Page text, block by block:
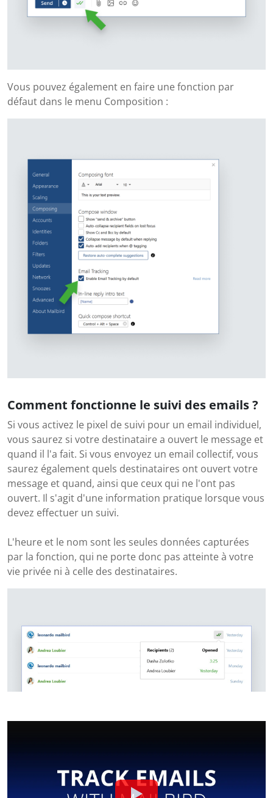
Vous pouvez également en faire une fonction par
défaut dans le menu Composition :
Comment fonctionne le suivi des emails ?
Si vous activez le pixel de suivi pour un email individuel,
vous saurez si votre destinataire a ouvert le message et
quand il l'a fait. Si vous envoyez un email collectif, vous
saurez également quels destinataires ont ouvert votre
message et quand, ainsi que ceux qui ne l'ont pas
ouvert. Il s'agit d'une information pratique lorsque vous
devez effectuer un suivi.
L'heure et le nom sont les seules données capturées
par la fonction, qui ne porte donc pas atteinte à votre
vie privée ni à celle des destinataires.